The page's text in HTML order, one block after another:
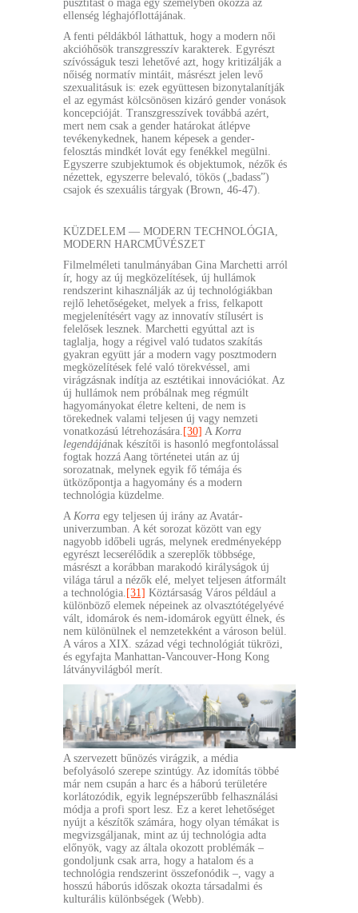
pusztítást ő maga egy személyben okozza az
ellenség léghajóflottájának.
A fenti példákból láthattuk, hogy a modern női
akcióhősök transzgresszív karakterek. Egyrészt
szívósságuk teszi lehetővé azt, hogy kritizálják a
nőiség normatív mintáit, másrészt jelen levő
szexualitásuk is: ezek együttesen bizonytalanítják
el az egymást kölcsönösen kizáró gender vonások
koncepcióját. Transzgresszívek továbbá azért,
mert nem csak a gender határokat átlépve
tevékenykednek, hanem képesek a gender-
felosztás mindkét lovát egy fenékkel megülni.
Egyszerre szubjektumok és objektumok, nézők és
nézettek, egyszerre belevaló, tökös („badass”)
csajok és szexuális tárgyak (Brown, 46-47).
KÜZDELEM — MODERN TECHNOLÓGIA,
MODERN HARCMŰVÉSZET
Filmelméleti tanulmányában Gina Marchetti arról
ír, hogy az új megközelítések, új hullámok
rendszerint kihasználják az új technológiákban
rejlő lehetőségeket, melyek a friss, felkapott
megjelenítésért vagy az innovatív stílusért is
felelősek lesznek. Marchetti egyúttal azt is
taglalja, hogy a régivel való tudatos szakítás
gyakran együtt jár a modern vagy posztmodern
megközelítések felé való törekvéssel, ami
virágzásnak indítja az esztétikai innovációkat. Az
új hullámok nem próbálnak meg régmúlt
hagyományokat életre kelteni, de nem is
törekednek valami teljesen új vagy nemzeti
vonatkozású létrehozására. [30] A Korra
legendájának készítői is hasonló megfontolással
fogtak hozzá Aang történetei után az új
sorozatnak, melynek egyik fő témája és
ütközőpontja a hagyomány és a modern
technológia küzdelme.
A Korra egy teljesen új irány az Avatár-
univerzumban. A két sorozat között van egy
nagyobb időbeli ugrás, melynek eredményeképp
egyrészt lecserélődik a szereplők többsége,
másrészt a korábban marakodó királyságok új
világa tárul a nézők elé, melyet teljesen átformált
a technológia. [31] Köztársaság Város például a
különböző elemek népeinek az olvasztótégelyévé
vált, idomárok és nem-idomárok együtt élnek, és
nem különülnek el nemzetekként a városon belül.
A város a XIX. század végi technológiát tükrözi,
és egyfajta Manhattan-Vancouver-Hong Kong
látványvilágból merít.
A szervezett bűnözés virágzik, a média
befolyásoló szerepe szintúgy. Az idomítás többé
már nem csupán a harc és a háború területére
korlátozódik, egyik legnépszerűbb felhasználási
módja a profi sport lesz. Ez a keret lehetőséget
nyújt a készítők számára, hogy olyan témákat is
megvizsgáljanak, mint az új technológia adta
előnyök, vagy az általa okozott problémák –
gondoljunk csak arra, hogy a hatalom és a
technológia rendszerint összefonódik –, vagy a
hosszú háborús időszak okozta társadalmi és
kulturális különbségek (Webb).